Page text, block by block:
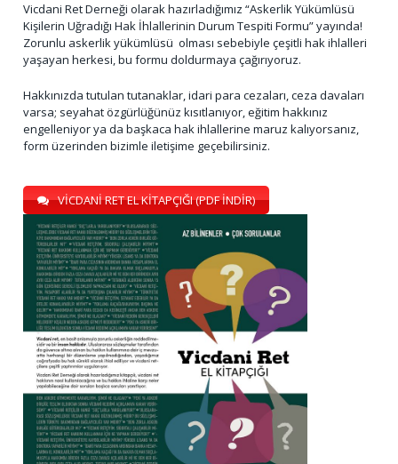
Vicdani Ret Derneği olarak hazırladığımız “Askerlik Yükümlüsü
Kişilerin Uğradığı Hak İhlallerinin Durum Tespiti Formu” yayında!
Zorunlu askerlik yükümlüsü olması sebebiyle çeşitli hak ihlalleri
yaşayan herkesi, bu formu doldurmaya çağırıyoruz.
Hakkınızda tutulan tutanaklar, idari para cezaları, ceza davaları
varsa; seyahat özgürlüğünüz kısıtlanıyor, eğitim hakkınız
engelleniyor ya da başkaca hak ihlallerine maruz kalıyorsanız,
form üzerinden bizimle iletişime geçebilirsiniz.
VİCDANİ RET EL KİTAPÇIĞI (PDF İNDİR)